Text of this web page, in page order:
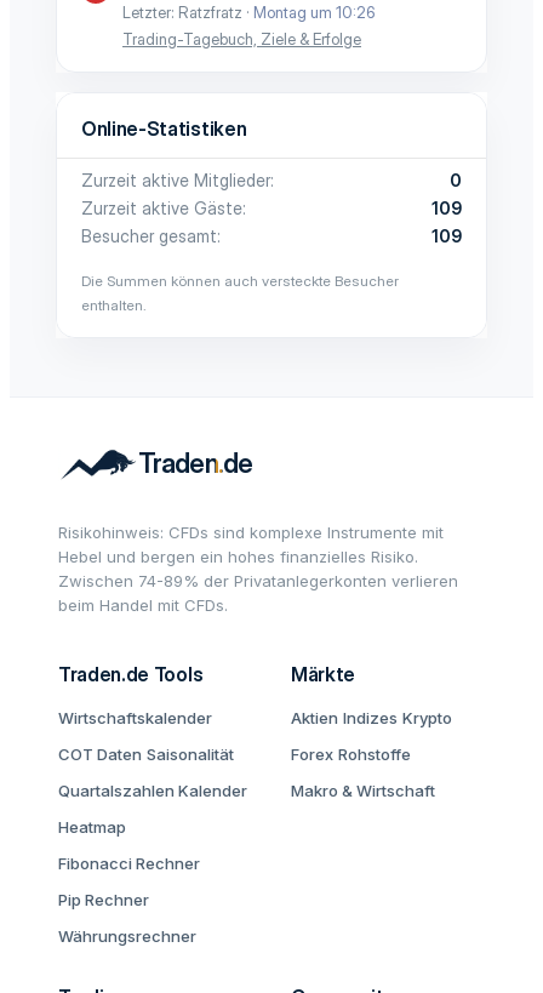
Letzter: Ratzfratz
Montag um 10:26
Trading-Tagebuch, Ziele & Erfolge
Online-Statistiken
Zurzeit aktive Mitglieder
0
Zurzeit aktive Gäste
109
Besucher gesamt
109
Die Summen können auch versteckte Besucher
enthalten.
Risikohinweis: CFDs sind komplexe Instrumente mit
Hebel und bergen ein hohes finanzielles Risiko.
Zwischen 74-89% der Privatanlegerkonten verlieren
beim Handel mit CFDs.
Traden.de Tools
Wirtschaftskalender
COT Daten Saisonalität
Quartalszahlen Kalender
Heatmap
Fibonacci Rechner
Pip Rechner
Währungsrechner
Märkte
Aktien Indizes Krypto
Forex Rohstoffe
Makro & Wirtschaft